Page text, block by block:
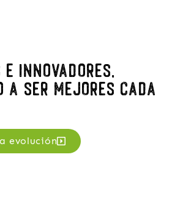
innovadores,
a ser mejores cada
evolución